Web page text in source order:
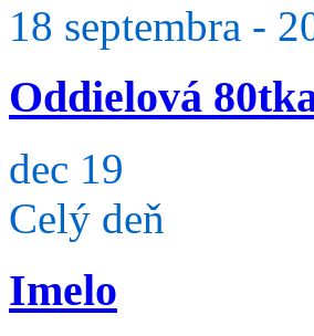
18 septembra -
Oddielová
dec 19
Celý deň
Imelo